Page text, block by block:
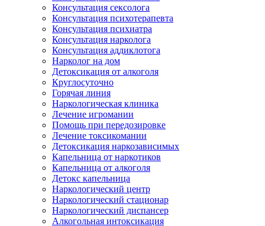
Консультация сексолога
Консультация психотерапевта
Консультация психиатра
Консультация нарколога
Консультация аддиклотога
Нарколог на дом
Детоксикация от алкоголя
Круглосуточно
Горячая линия
Наркологическая клиника
Лечение игромании
Помощь при передозировке
Лечение токсикомании
Детоксикация наркозависимых
Капельница от наркотиков
Капельница от алкоголя
Детокс капельница
Наркологический центр
Наркологический стационар
Наркологический диспансер
Алкогольная интоксикация